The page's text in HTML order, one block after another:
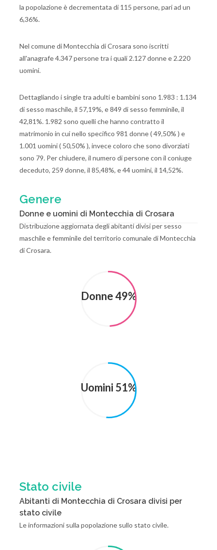
la popolazione è decrementata di 115 persone, pari ad un
6,36%.
Nel comune di Montecchia di Crosara sono iscritti
all'anagrafe 4.347 persone tra i quali 2.127 donne e 2.220
uomini.
Dettagliando i single tra adulti e bambini sono 1.983 : 1.134
di sesso maschile, il 57,19%, e 849 di sesso femminile, il
42,81%. 1.982 sono quelli che hanno contratto il
matrimonio in cui nello specifico 981 donne ( 49,50% ) e
1.001 uomini ( 50,50% ), invece coloro che sono divorziati
sono 79. Per chiudere, il numero di persone con il coniuge
deceduto, 259 donne, il 85,48%, e 44 uomini, il 14,52%.
Genere
Donne e uomini di Montecchia di Crosara
Distribuzione aggiornata degli abitanti divisi per sesso
maschile e femminile del territorio comunale di Montecchia
di Crosara.
Donne 49%
Uomini 51%
Stato civile
Abitanti di Montecchia di Crosara divisi per
stato civile
Le informazioni sulla popolazione sullo stato civile.